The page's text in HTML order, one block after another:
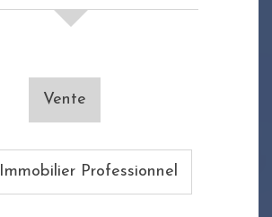
Vente
Professionnel